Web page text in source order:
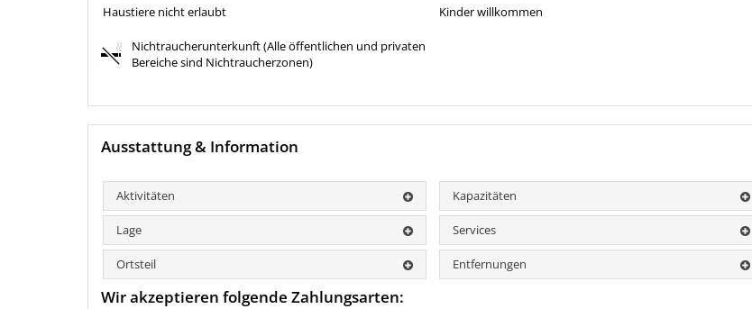
Haustiere nicht erlaubt Kinder willkommen
Nichtraucherunterkunft (Alle öffentlichen und privaten
Bereiche sind Nichtraucherzonen)
Ausstattung & Information
Aktivitäten Kapazitäten
Lage Services
Ortsteil Entfernungen
Wir akzeptieren folgende Zahlungsarten: